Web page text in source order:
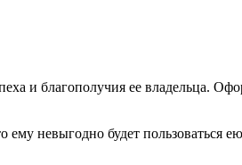
и благополучия ее владельца.
ему невыгодно будет